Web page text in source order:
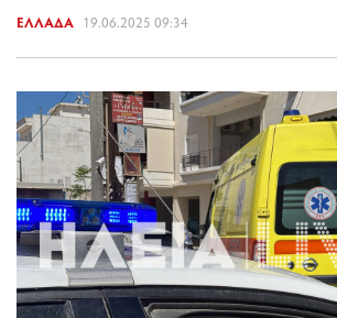
ΕΛΛΆΔΑ 19.06.2025 09:34